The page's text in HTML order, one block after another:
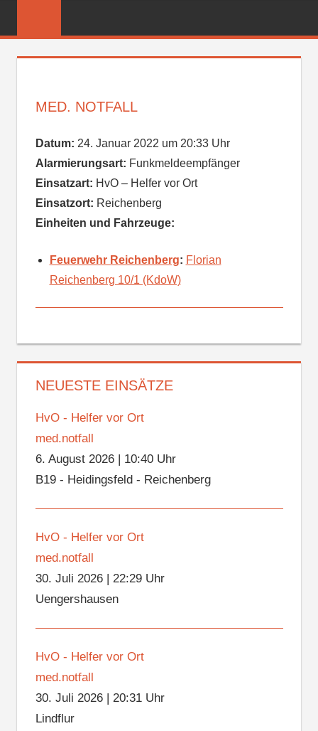
FEUERWEHR
MED. NOTFALL
Datum: 24. Januar 2022 um 20:33 Uhr
Alarmierungsart: Funkmeldeempfänger
Einsatzart: HvO – Helfer vor Ort
Einsatzort: Reichenberg
Einheiten und Fahrzeuge:
Feuerwehr Reichenberg: Florian
Reichenberg 10/1 (KdoW)
NEUESTE EINSÄTZE
HvO - Helfer vor Ort
med.notfall
6. August 2026| 10:40 Uhr
B19 - Heidingsfeld - Reichenberg
HvO - Helfer vor Ort
med.notfall
30. Juli 2026| 22:29 Uhr
Uengershausen
HvO - Helfer vor Ort
med.notfall
30. Juli 2026| 20:31 Uhr
Lindflur